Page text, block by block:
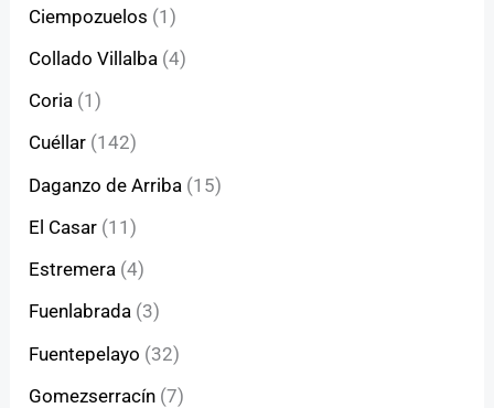
Ciempozuelos (1)
Collado Villalba (4)
Coria (1)
Cuéllar (142)
Daganzo de Arriba (15)
El Casar (11)
Estremera (4)
Fuenlabrada (3)
Fuentepelayo (32)
Gomezserracín (7)